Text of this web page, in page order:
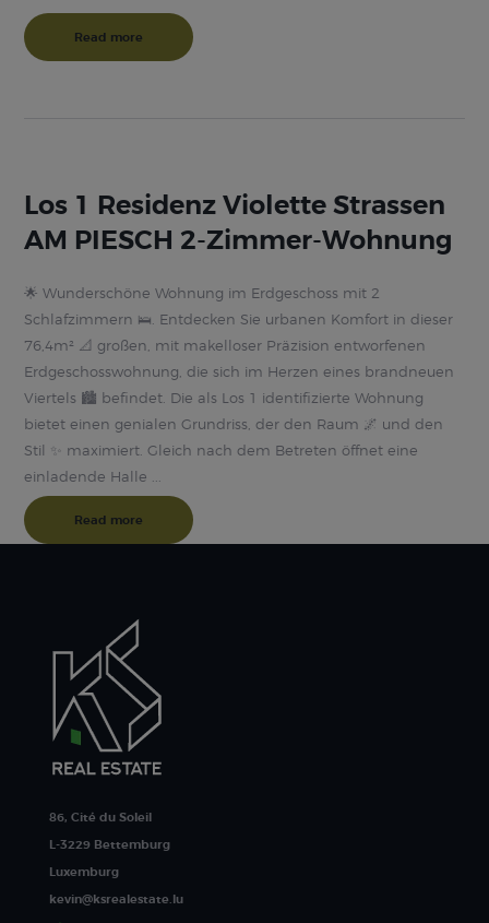
Read more
Los 1 Residenz Violette Strassen
AM PIESCH 2-Zimmer-Wohnung
🌟 Wunderschöne Wohnung im Erdgeschoss mit 2
Schlafzimmern 🛌. Entdecken Sie urbanen Komfort in dieser
76,4m² 📐 großen, mit makelloser Präzision entworfenen
Erdgeschosswohnung, die sich im Herzen eines brandneuen
Viertels 🏙️ befindet. Die als Los 1 identifizierte Wohnung
bietet einen genialen Grundriss, der den Raum 🌌 und den
Stil ✨ maximiert. Gleich nach dem Betreten öffnet eine
einladende Halle ...
Read more
86, Cité du Soleil
L-3229 Bettemburg
Luxemburg
kevin@ksrealestate.lu